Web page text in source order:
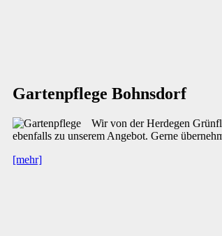
Gartenpflege Bohnsdorf
Wir von der Herdegen
ebenfalls zu unserem Angebot. Gerne
[mehr]